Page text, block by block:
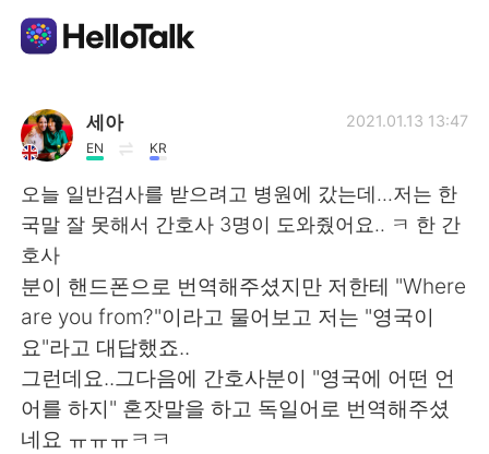
Aplikasi Pertukaran Bahasa
AI Grammar Checker
Indonesia
English 简体中文
繁體中文 Español
العربية
세아
EN KR
2021.01.13 13:47
오늘 일반검사를 받으려고 병원에 갔는데...저는 한
국말 잘 못해서 간호사 3명이 도와줬어요.. ㅋ 한 간
호사
분이 핸드폰으로 번역해주셨지만 저한테 "Where
are you from?"이라고 물어보고 저는 "영국이
요"라고 대답했죠..
그런데요..그다음에 간호사분이 "영국에 어떤 언
어를 하지" 혼잣말을 하고 독일어로 번역해주셨
네요 ㅠㅠㅠㅋㅋ